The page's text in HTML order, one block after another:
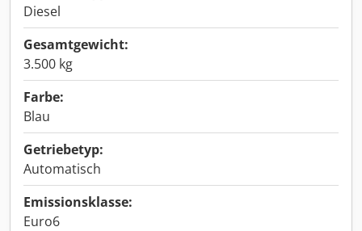
Diesel
Gesamtgewicht:
3.500 kg
Farbe:
Blau
Getriebetyp:
Automatisch
Emissionsklasse:
Euro6